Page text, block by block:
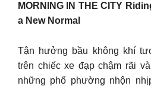
MORNING IN THE CITY
a New Normal
Tận hưởng bầu không khí
trên chiếc xe đạp chậm rãi
những phố phường nhộn